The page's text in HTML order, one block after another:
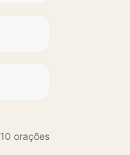
10 orações